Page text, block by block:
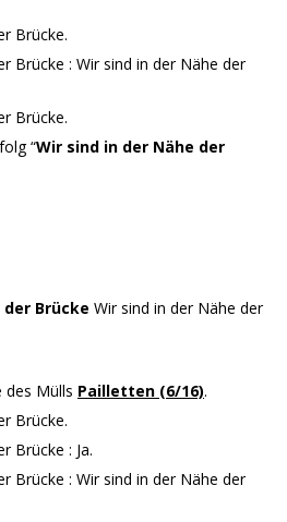
Brücke.
Brücke : Wir sind in der Nähe der
Brücke.
“Wir sind in der Nähe der
Brücke Wir sind in der Nähe der
des Mülls Pailletten (6/16).
Brücke.
Brücke : Ja.
Brücke : Wir sind in der Nähe der